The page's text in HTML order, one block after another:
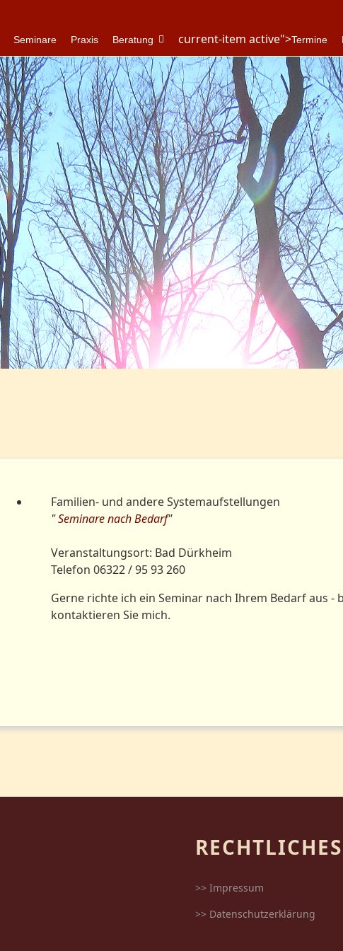
Seminare Praxis Beratung current-item active">Termine
Familien- und andere Systemaufstellungen
"Seminare nach Bedarf"
Veranstaltungsort: Bad Dürkheim
Telefon 06322 / 95 93 260
Gerne richte ich ein Seminar nach Ihrem Bedarf aus -
kontaktieren Sie mich.
RECHTLICHES
>> Impressum
>> Datenschutzerklärung